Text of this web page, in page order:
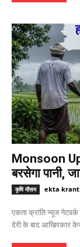
Monsoon
बरसेगा पानी,
कृषि मौसम ekta
एकता क्रांति न्यूज
देरी के बाद आखिरकार